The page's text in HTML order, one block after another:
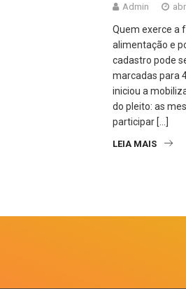
Admin
Quem exerce a
alimentação e
cadastro pode
marcadas para
iniciou a
do pleito: as
participar […]
LEIA MAIS